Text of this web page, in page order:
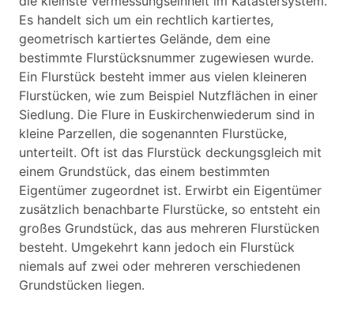
Es handelt sich um ein rechtlich kartiertes,
geometrisch kartiertes Gelände, dem eine
bestimmte Flurstücksnummer zugewiesen wurde.
Ein Flurstück besteht immer aus vielen kleineren
Flurstücken, wie zum Beispiel Nutzflächen in einer
Siedlung. Die Flure in Euskirchenwiederum sind in
kleine Parzellen, die sogenannten Flurstücke,
unterteilt. Oft ist das Flurstück deckungsgleich mit
einem Grundstück, das einem bestimmten
Eigentümer zugeordnet ist. Erwirbt ein Eigentümer
zusätzlich benachbarte Flurstücke, so entsteht ein
großes Grundstück, das aus mehreren Flurstücken
besteht. Umgekehrt kann jedoch ein Flurstück
niemals auf zwei oder mehreren verschiedenen
Grundstücken liegen.